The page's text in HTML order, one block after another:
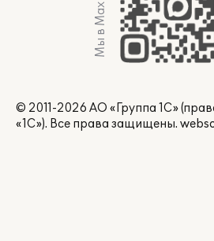
Мы в Max
© 2011-2026 АО «Группа 1С»
«1С»). Все права защищены.